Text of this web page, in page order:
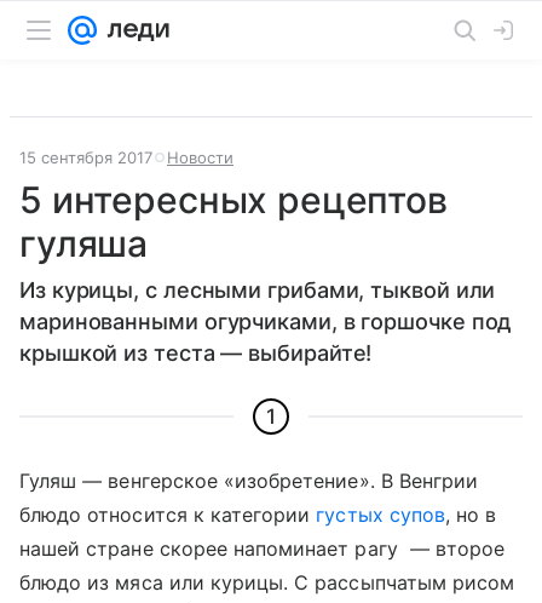
15 сентября 2017 Новости
5 интересных рецептов
гуляша
Из курицы, с лесными грибами, тыквой или
маринованными огурчиками, в горшочке под
крышкой из теста — выбирайте!
1
Гуляш— венгерское «изобретение». В Венгрии
блюдо относится к категории густых супов, но в
нашей стране скорее напоминает рагу —второе
блюдо из мяса или курицы. С рассыпчатым рисом